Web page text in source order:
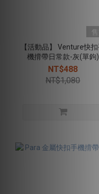
【活動品】 Venture快扣手
機揹帶日常款-灰(單鉤)
NT$488
NT$1,080